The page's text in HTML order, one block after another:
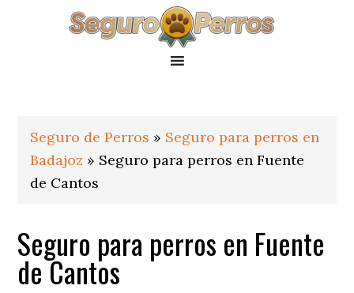
Seguro de Perros » Seguro para perros en
Badajoz » Seguro para perros en Fuente
de Cantos
Seguro para perros en Fuente
de Cantos